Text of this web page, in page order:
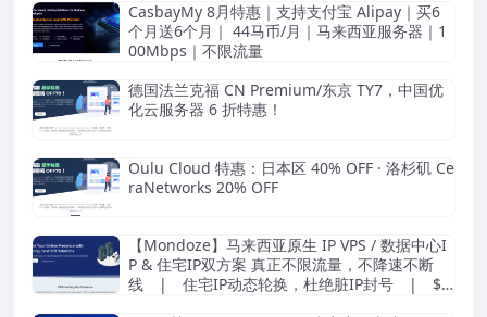
CasbayMy 8月特惠｜支持支付宝 Alipay｜买6
个月送6个月｜ 44马币/月｜马来西亚服务器｜1
00Mbps｜不限流量
德国法兰克福 CN Premium/东京 TY7，中国优
化云服务器 6 折特惠！
Oulu Cloud 特惠：日本区 40% OFF · 洛杉矶 Ce
raNetworks 20% OFF
【Mondoze】马来西亚原生 IP VPS / 数据中心I
P & 住宅IP双方案 真正不限流量，不降速不断
线 | 住宅IP动态轮换，杜绝脏IP封号 | $8.